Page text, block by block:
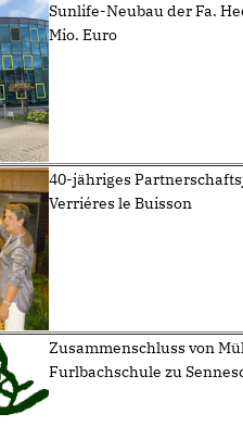
Sunlife-Neubau der Fa.
Mio. Euro
40-jähriges
Verriéres le Buisson
Zusammenschluss von
Furlbachschule zu